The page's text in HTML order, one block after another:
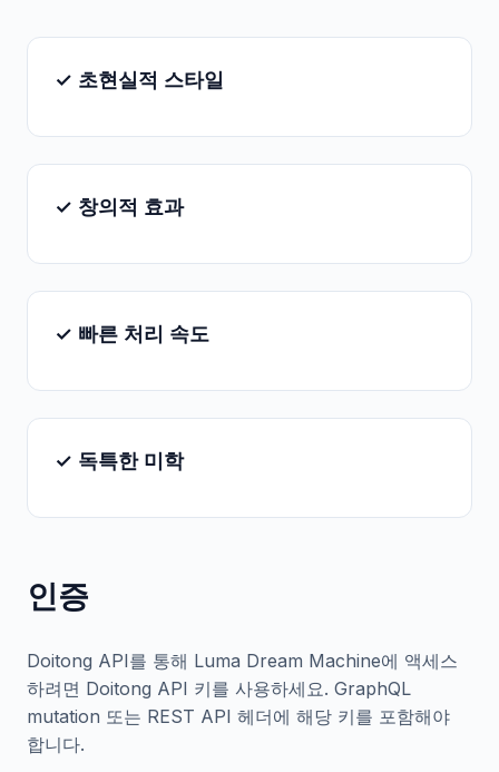
✓ 초현실적 스타일
✓ 창의적 효과
✓ 빠른 처리 속도
✓ 독특한 미학
인증
Doitong API를 통해 Luma Dream Machine에 액세스
하려면 Doitong API 키를 사용하세요. GraphQL
mutation 또는 REST API 헤더에 해당 키를 포함해야
합니다.